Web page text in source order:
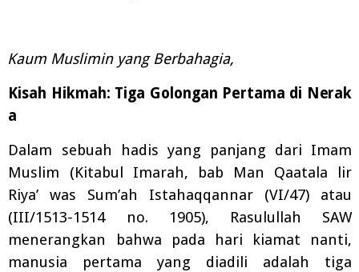
Kaum Muslimin yang Berbahagia,
Kisah Hikmah: Tiga Golongan Pertama di Nerak
a
Dalam sebuah hadis yang panjang dari Imam
Muslim (Kitabul Imarah, bab Man Qaatala lir
Riya’ was Sum’ah Istahaqqannar (VI/47) atau
(III/1513-1514 no. 1905), Rasulullah SAW
menerangkan bahwa pada hari kiamat nanti,
manusia pertama yang diadili adalah tiga